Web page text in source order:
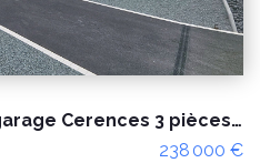
Maison plain pied avec garage Cerences 3 pièces proche des commodités
238 000 €